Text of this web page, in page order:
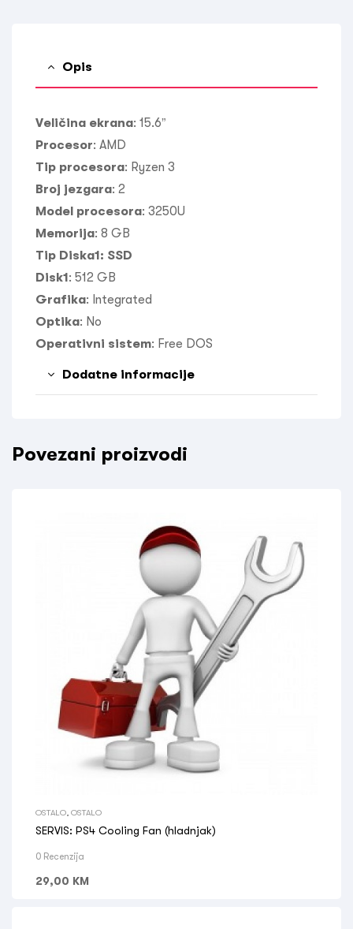
Opis
Veličina ekrana: 15.6”
Procesor: AMD
Tip procesora: Ryzen 3
Broj jezgara: 2
Model procesora: 3250U
Memorija: 8 GB
Tip Diska1: SSD
Disk1: 512 GB
Grafika: Integrated
Optika: No
Operativni sistem: Free DOS
Dodatne informacije
Povezani proizvodi
OSTALO OSTALO
SERVIS: PS4 Cooling Fan (hladnjak)
0 Recenzija
29,00 KM